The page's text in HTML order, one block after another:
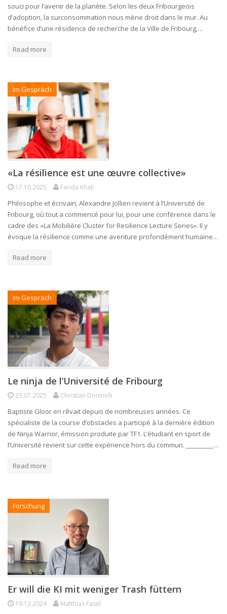
souci pour l’avenir de la planète. Selon les deux Fribourgeois
d’adoption, la surconsommation nous mène droit dans le mur. Au
bénéfice d’une résidence de recherche de la Ville de Fribourg,…
Read more
Im Gespräch
«La résilience est une œuvre collective»
17.10.2025 Farida Khali
Philosophe et écrivain, Alexandre Jollien revient à l’Université de
Fribourg, où tout a commencé pour lui, pour une conférence dans le
cadre des «La Mobilière Cluster for Resilience Lecture Series». Il y
évoque la résilience comme une aventure profondément humaine…
Read more
Im Gespräch
Le ninja de l’Université de Fribourg
23.07.2025 Christian Doninelli
Baptiste Gloor en rêvait depuis de nombreuses années. Ce
spécialiste de la course d’obstacles a participé à la dernière édition
de Ninja Warrior, émission produite par TF1. L’étudiant en sport de
l’Université revient sur cette expérience hors du commun. _________…
Read more
Forschung
Er will die KI mit weniger Trash füttern
19.12.2024 Matthias Fasel